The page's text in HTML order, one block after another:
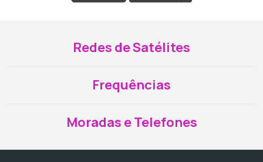
Redes de Satélites
Frequências
Moradas e Telefones